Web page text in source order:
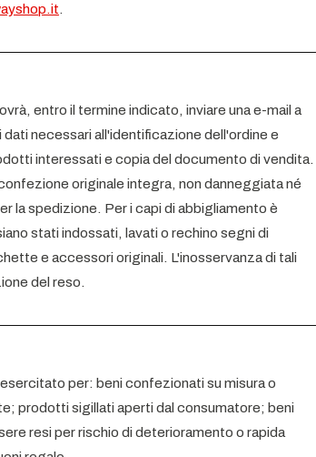
entro il termine indicato, inviare una e-mail a
necessari all'identificazione dell'ordine e
interessati e copia del documento di vendita.
originale integra, non danneggiata né
la spedizione. Per i capi di abbigliamento è
stati indossati, lavati o rechino segni di
e accessori originali. L'inosservanza di tali
del reso.
per: beni confezionati su misura o
prodotti sigillati aperti dal consumatore; beni
resi per rischio di deterioramento o rapida